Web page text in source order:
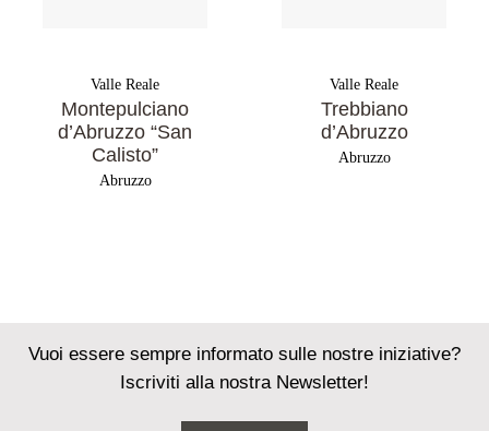
Valle Reale
Montepulciano
d’Abruzzo “San
Calisto”
Abruzzo
Valle Reale
Trebbiano
d’Abruzzo
Abruzzo
Vuoi essere sempre informato sulle nostre iniziative?
Iscriviti alla nostra Newsletter!